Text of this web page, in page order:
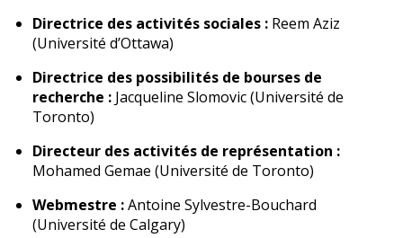
Directrice des activités sociales : Reem Aziz
(Université d’Ottawa)
Directrice des possibilités de bourses de
recherche : Jacqueline Slomovic (Université de
Toronto)
Directeur des activités de représentation :
Mohamed Gemae (Université de Toronto)
Webmestre :Antoine Sylvestre-Bouchard
(Université de Calgary)